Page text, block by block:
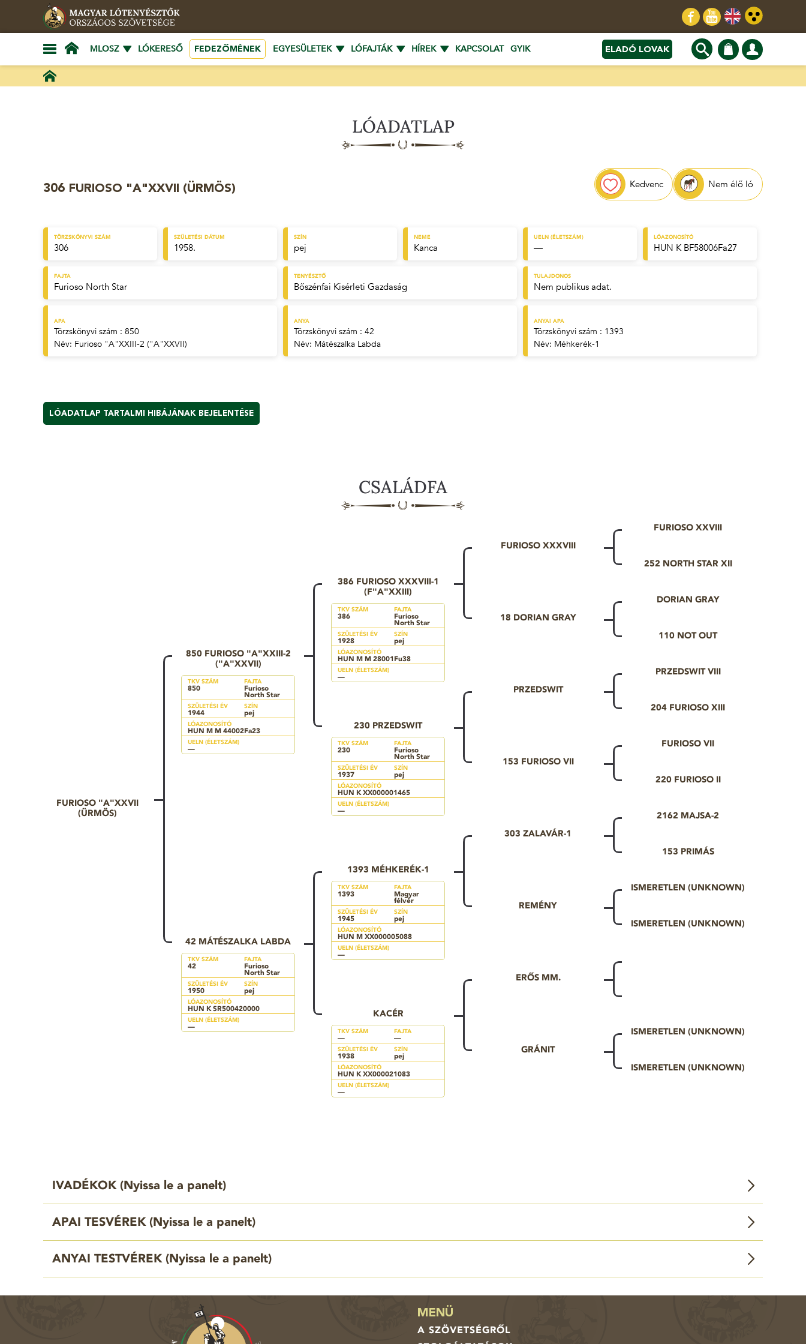
MLOSZ LÓKERESŐ FEDEZŐMÉNEK EGYESÜLETEK LÓFAJTÁK HÍREK KAPCSOLAT GYIK ELADÓ LOVAK
LÓADATLAP
306 FURIOSO "A"XXVII (ÜRMÖS) Kedvenc Nem élő ló
TÖRZSKÖNYVI SZÁM
306
SZÜLETÉSI DÁTUM
1958.
SZÍN
pej
NEME
Kanca
UELN (ÉLETSZÁM)
—
LÓAZONOSÍTÓ
HUN K BF58006Fa27
FAJTA
Furioso North Star
TENYÉSZTŐ
Bőszénfai Kisérleti Gazdaság
TULAJDONOS
Nem publikus adat.
APA
Törzskönyvi szám : 850
Név: Furioso "A"XXIII-2 ("A"XXVII)
ANYA
Törzskönyvi szám : 42
Név: Mátészalka Labda
ANYAI APA
Törzskönyvi szám : 1393
Név: Méhkerék-1
LÓADATLAP TARTALMI HIBÁJÁNAK BEJELENTÉSE
CSALÁDFA
FURIOSO "A"XXVII
(ÜRMÖS)
850 FURIOSO "A"XXIII-2
("A"XXVII)
TKV SZÁM
850
FAJTA
Furioso
North Star
SZÜLETÉSI ÉV
1944
SZÍN
pej
LÓAZONOSÍTÓ
HUN M M 44002Fa23
UELN (ÉLETSZÁM)
—
386 FURIOSO XXXVIII-1
(F"A"XXIII)
TKV SZÁM
386
FAJTA
Furioso
North Star
SZÜLETÉSI ÉV
1928
SZÍN
pej
LÓAZONOSÍTÓ
HUN M M 28001Fu38
UELN (ÉLETSZÁM)
—
FURIOSO XXXVIII
FURIOSO XXVIII
252 NORTH STAR XII
18 DORIAN GRAY
DORIAN GRAY
110 NOT OUT
230 PRZEDSWIT
TKV SZÁM
230
FAJTA
Furioso
North Star
SZÜLETÉSI ÉV
1937
SZÍN
pej
LÓAZONOSÍTÓ
HUN K XX000001465
UELN (ÉLETSZÁM)
—
PRZEDSWIT
PRZEDSWIT VIII
204 FURIOSO XIII
153 FURIOSO VII
FURIOSO VII
220 FURIOSO II
42 MÁTÉSZALKA LABDA
TKV SZÁM
42
FAJTA
Furioso
North Star
SZÜLETÉSI ÉV
1950
SZÍN
pej
LÓAZONOSÍTÓ
HUN K SR500420000
UELN (ÉLETSZÁM)
—
1393 MÉHKERÉK-1
TKV SZÁM
1393
FAJTA
Magyar
félvér
SZÜLETÉSI ÉV
1945
SZÍN
pej
LÓAZONOSÍTÓ
HUN M XX000005088
UELN (ÉLETSZÁM)
—
303 ZALAVÁR-1
2162 MAJSA-2
153 PRIMÁS
REMÉNY
ISMERETLEN (UNKNOWN)
ISMERETLEN (UNKNOWN)
KACÉR
TKV SZÁM
—
FAJTA
—
SZÜLETÉSI ÉV
1938
SZÍN
pej
LÓAZONOSÍTÓ
HUN K XX000021083
UELN (ÉLETSZÁM)
—
ERŐS MM.
GRÁNIT
ISMERETLEN (UNKNOWN)
ISMERETLEN (UNKNOWN)
IVADÉKOK ( Nyissa le a panelt)
APAI TESVÉREK ( Nyissa le a panelt)
ANYAI TESTVÉREK ( Nyissa le a panelt)
MENÜ
A SZÖVETSÉGRŐL